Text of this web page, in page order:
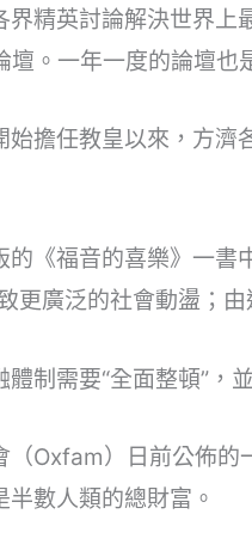
界精英討論解決世界上
壇。一年一度的論壇也
始擔任教皇以來，方濟
的《福音的喜樂》一書
更廣泛的社會動盪；
體制需要“全面整頓”，
（Oxfam）日前公佈
半數人類的總財富。